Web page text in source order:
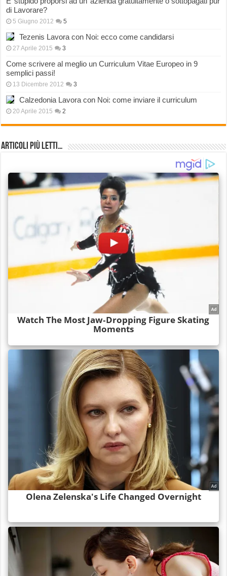
di Lavorare?
5 Giugno 2012 5
Tezenis Lavora con Noi: ecco come candidarsi
27 Aprile 2015 3
Come scrivere al meglio un Curriculum Vitae Europeo in 9
semplici passi!
13 Dicembre 2012 3
Calzedonia Lavora con Noi: come inviare il curriculum
20 Aprile 2015 2
Articoli più Letti…